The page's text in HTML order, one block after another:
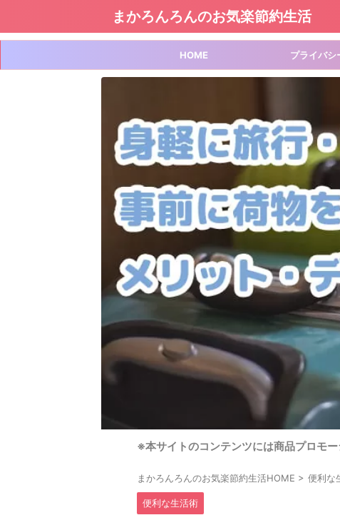
まかろんろんのお気楽節約生活
HOME プライバシ
※本サイトのコンテンツには商品プロモー
まかろんろんのお気楽節約生活HOME > 便利な
便利な生活術